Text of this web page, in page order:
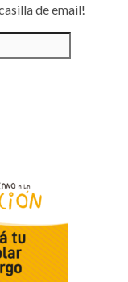
de email!